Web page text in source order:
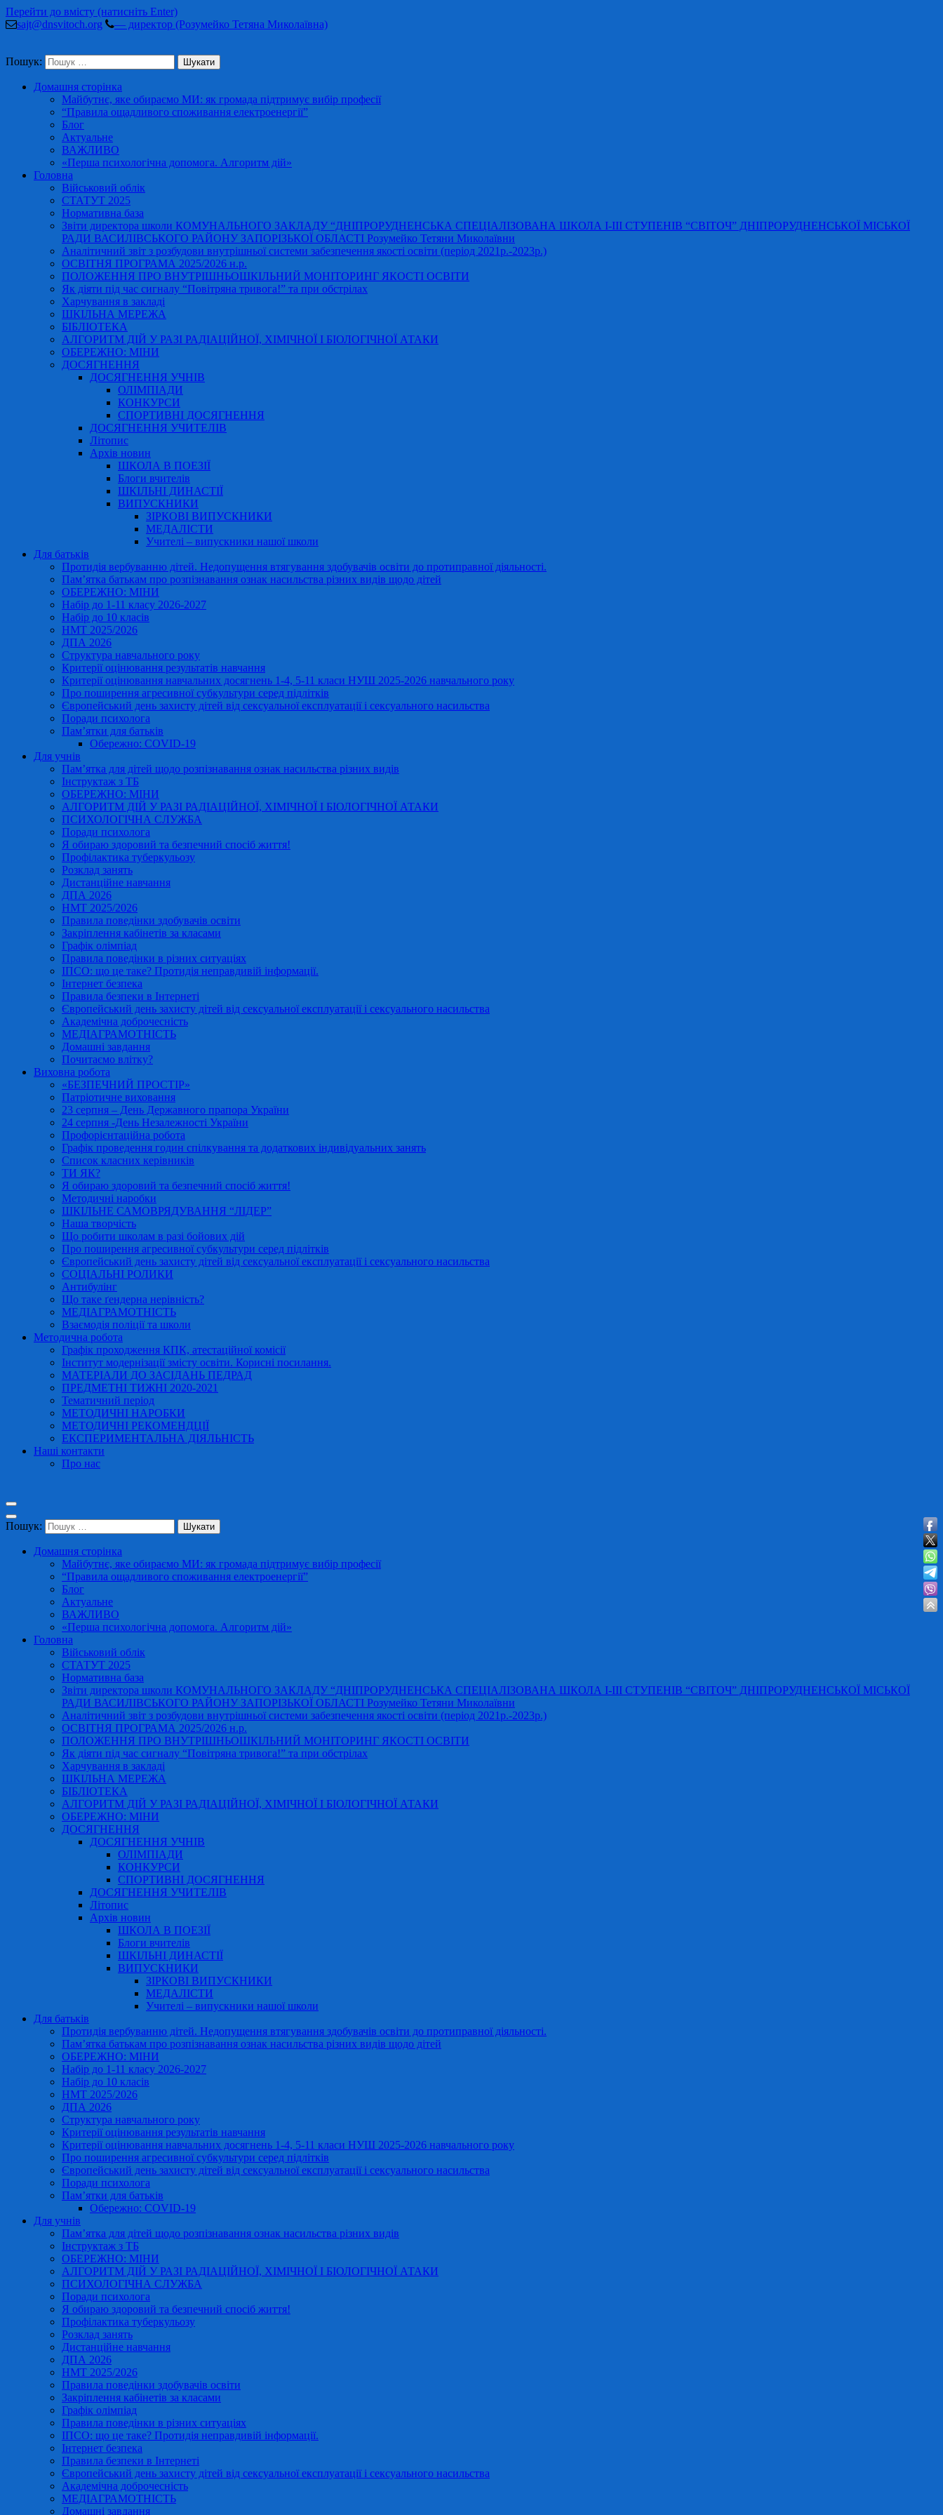
Перейти до вмісту (натисніть Enter)
sajt@dnsvitoch.org
— директор (Розумейко Тетяна Миколаївна)
Пошук:
Домашня сторінка
Майбутнє, яке обираємо МИ: як громада підтримує вибір професії
“Правила ощадливого споживання електроенергії”
Блог
Актуальне
ВАЖЛИВО
«Перша психологічна допомога. Алгоритм дій»
Головна
Військовий облік
СТАТУТ 2025
Нормативна база
Звіти директора школи КОМУНАЛЬНОГО ЗАКЛАДУ “ДНІПРОРУДНЕНСЬКА СПЕЦІАЛІЗОВАНА ШКОЛА І-ІІІ СТУПЕНІВ “СВІТОЧ” ДНІПРОРУДНЕНСЬКОЇ МІСЬКОЇ
РАДИ ВАСИЛІВСЬКОГО РАЙОНУ ЗАПОРІЗЬКОЇ ОБЛАСТІ Розумейко Тетяни Миколаївни
Аналітичний звіт з розбудови внутрішньої системи забезпечення якості освіти (період 2021р.-2023р.)
ОСВІТНЯ ПРОГРАМА 2025/2026 н.р.
ПОЛОЖЕННЯ ПРО ВНУТРІШНЬОШКІЛЬНИЙ МОНІТОРИНГ ЯКОСТІ ОСВІТИ
Як діяти під час сигналу “Повітряна тривога!” та при обстрілах
Харчування в закладі
ШКІЛЬНА МЕРЕЖА
БІБЛІОТЕКА
АЛГОРИТМ ДІЙ У РАЗІ РАДІАЦІЙНОЇ, ХІМІЧНОЇ І БІОЛОГІЧНОЇ АТАКИ
ОБЕРЕЖНО: МІНИ
ДОСЯГНЕННЯ
ДОСЯГНЕННЯ УЧНІВ
ОЛІМПІАДИ
КОНКУРСИ
СПОРТИВНІ ДОСЯГНЕННЯ
ДОСЯГНЕННЯ УЧИТЕЛІВ
Літопис
Архів новин
ШКОЛА В ПОЕЗІЇ
Блоги вчителів
ШКІЛЬНІ ДИНАСТІЇ
ВИПУСКНИКИ
ЗІРКОВІ ВИПУСКНИКИ
МЕДАЛІСТИ
Учителі – випускники нашої школи
Для батьків
Протидія вербуванню дітей. Недопущення втягування здобувачів освіти до протиправної діяльності.
Пам’ятка батькам про розпізнавання ознак насильства різних видів щодо дітей
ОБЕРЕЖНО: МІНИ
Набір до 1-11 класу 2026-2027
Набір до 10 класів
НМТ 2025/2026
ДПА 2026
Структура навчального року
Критерії оцінювання результатів навчання
Критерії оцінювання навчальних досягнень 1-4, 5-11 класи НУШ 2025-2026 навчального року
Про поширення агресивної субкультури серед підлітків
Європейський день захисту дітей від сексуальної експлуатації і сексуального насильства
Поради психолога
Пам’ятки для батьків
Обережно: COVID-19
Для учнів
Пам’ятка для дітей щодо розпізнавання ознак насильства різних видів
Інструктаж з ТБ
ОБЕРЕЖНО: МІНИ
АЛГОРИТМ ДІЙ У РАЗІ РАДІАЦІЙНОЇ, ХІМІЧНОЇ І БІОЛОГІЧНОЇ АТАКИ
ПСИХОЛОГІЧНА СЛУЖБА
Поради психолога
Я обираю здоровий та безпечний спосіб життя!
Профілактика туберкульозу
Розклад занять
Дистанційне навчання
ДПА 2026
НМТ 2025/2026
Правила поведінки здобувачів освіти
Закріплення кабінетів за класами
Графік олімпіад
Правила поведінки в різних ситуаціях
ІПСО: що це таке? Протидія неправдивій інформації.
Інтернет безпека
Правила безпеки в Інтернеті
Європейський день захисту дітей від сексуальної експлуатації і сексуального насильства
Академічна доброчесність
МЕДІАГРАМОТНІСТЬ
Домашні завдання
Почитаємо влітку?
Виховна робота
«БЕЗПЕЧНИЙ ПРОСТІР»
Патріотичне виховання
23 серпня – День Державного прапора України
24 серпня -День Незалежності України
Профорієнтаційна робота
Графік проведення годин спілкування та додаткових індивідуальних занять
Список класних керівників
ТИ ЯК?
Я обираю здоровий та безпечний спосіб життя!
Методичні наробки
ШКІЛЬНЕ САМОВРЯДУВАННЯ “ЛІДЕР”
Наша творчість
Що робити школам в разі бойових дій
Про поширення агресивної субкультури серед підлітків
Європейський день захисту дітей від сексуальної експлуатації і сексуального насильства
СОЦІАЛЬНІ РОЛИКИ
Антибулінг
Що таке ґендерна нерівність?
МЕДІАГРАМОТНІСТЬ
Взаємодія поліції та школи
Методична робота
Графік проходження КПК, атестаційної комісії
Інститут модернізації змісту освіти. Корисні посилання.
МАТЕРІАЛИ ДО ЗАСІДАНЬ ПЕДРАД
ПРЕДМЕТНІ ТИЖНІ 2020-2021
Тематичний період
МЕТОДИЧНІ НАРОБКИ
МЕТОДИЧНІ РЕКОМЕНДЦІЇ
ЕКСПЕРИМЕНТАЛЬНА ДІЯЛЬНІСТЬ
Наші контакти
Про нас
Пошук:
Домашня сторінка
Майбутнє, яке обираємо МИ: як громада підтримує вибір професії
“Правила ощадливого споживання електроенергії”
Блог
Актуальне
ВАЖЛИВО
«Перша психологічна допомога. Алгоритм дій»
Головна
Військовий облік
СТАТУТ 2025
Нормативна база
Звіти директора школи КОМУНАЛЬНОГО ЗАКЛАДУ “ДНІПРОРУДНЕНСЬКА СПЕЦІАЛІЗОВАНА ШКОЛА І-ІІІ СТУПЕНІВ “СВІТОЧ” ДНІПРОРУДНЕНСЬКОЇ МІСЬКОЇ
РАДИ ВАСИЛІВСЬКОГО РАЙОНУ ЗАПОРІЗЬКОЇ ОБЛАСТІ Розумейко Тетяни Миколаївни
Аналітичний звіт з розбудови внутрішньої системи забезпечення якості освіти (період 2021р.-2023р.)
ОСВІТНЯ ПРОГРАМА 2025/2026 н.р.
ПОЛОЖЕННЯ ПРО ВНУТРІШНЬОШКІЛЬНИЙ МОНІТОРИНГ ЯКОСТІ ОСВІТИ
Як діяти під час сигналу “Повітряна тривога!” та при обстрілах
Харчування в закладі
ШКІЛЬНА МЕРЕЖА
БІБЛІОТЕКА
АЛГОРИТМ ДІЙ У РАЗІ РАДІАЦІЙНОЇ, ХІМІЧНОЇ І БІОЛОГІЧНОЇ АТАКИ
ОБЕРЕЖНО: МІНИ
ДОСЯГНЕННЯ
ДОСЯГНЕННЯ УЧНІВ
ОЛІМПІАДИ
КОНКУРСИ
СПОРТИВНІ ДОСЯГНЕННЯ
ДОСЯГНЕННЯ УЧИТЕЛІВ
Літопис
Архів новин
ШКОЛА В ПОЕЗІЇ
Блоги вчителів
ШКІЛЬНІ ДИНАСТІЇ
ВИПУСКНИКИ
ЗІРКОВІ ВИПУСКНИКИ
МЕДАЛІСТИ
Учителі – випускники нашої школи
Для батьків
Протидія вербуванню дітей. Недопущення втягування здобувачів освіти до протиправної діяльності.
Пам’ятка батькам про розпізнавання ознак насильства різних видів щодо дітей
ОБЕРЕЖНО: МІНИ
Набір до 1-11 класу 2026-2027
Набір до 10 класів
НМТ 2025/2026
ДПА 2026
Структура навчального року
Критерії оцінювання результатів навчання
Критерії оцінювання навчальних досягнень 1-4, 5-11 класи НУШ 2025-2026 навчального року
Про поширення агресивної субкультури серед підлітків
Європейський день захисту дітей від сексуальної експлуатації і сексуального насильства
Поради психолога
Пам’ятки для батьків
Обережно: COVID-19
Для учнів
Пам’ятка для дітей щодо розпізнавання ознак насильства різних видів
Інструктаж з ТБ
ОБЕРЕЖНО: МІНИ
АЛГОРИТМ ДІЙ У РАЗІ РАДІАЦІЙНОЇ, ХІМІЧНОЇ І БІОЛОГІЧНОЇ АТАКИ
ПСИХОЛОГІЧНА СЛУЖБА
Поради психолога
Я обираю здоровий та безпечний спосіб життя!
Профілактика туберкульозу
Розклад занять
Дистанційне навчання
ДПА 2026
НМТ 2025/2026
Правила поведінки здобувачів освіти
Закріплення кабінетів за класами
Графік олімпіад
Правила поведінки в різних ситуаціях
ІПСО: що це таке? Протидія неправдивій інформації.
Інтернет безпека
Правила безпеки в Інтернеті
Європейський день захисту дітей від сексуальної експлуатації і сексуального насильства
Академічна доброчесність
МЕДІАГРАМОТНІСТЬ
Домашні завдання